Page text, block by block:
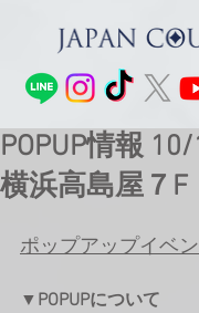
POPUP情報
横浜高島屋７F
ポップアップイベ
▼POPUPについて